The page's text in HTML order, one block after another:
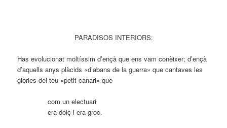
PARADISOS INTERIORS:
Has evolucionat moltíssim d’ençà que ens vam conèixer; d’ençà
d’aquells anys plàcids «d’abans de la guerra» que cantaves les
glòries del teu «petit canari» que
com un electuari
era dolç i era groc.